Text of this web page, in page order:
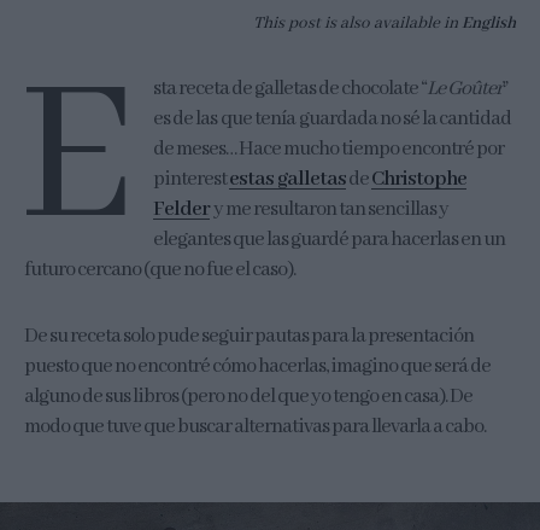
This post is also available in English
E sta receta de galletas de chocolate “Le Goûter”
es de las que tenía guardada no sé la cantidad
de meses… Hace mucho tiempo encontré por
pinterestestas galletasdeChristophe
Feldery me resultaron tan sencillas y
elegantes que las guardé para hacerlas en un
futuro cercano (que no fue el caso).
De su receta solo pude seguir pautas para la presentación
puesto que no encontré cómo hacerlas, imagino que será de
alguno de sus libros (pero no del que yo tengo en casa). De
modo que tuve que buscar alternativas para llevarla a cabo.